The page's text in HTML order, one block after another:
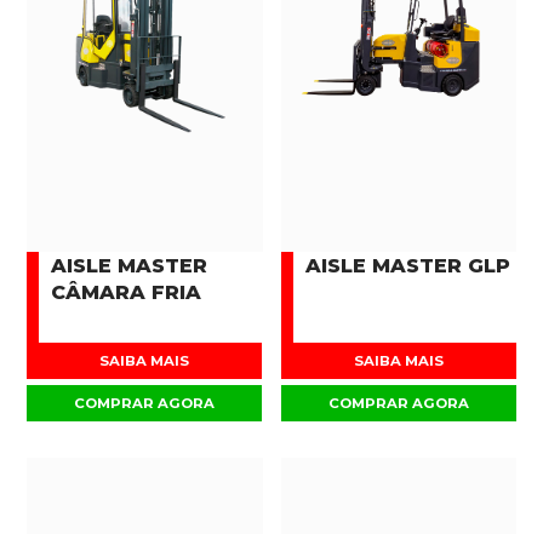
AISLE MASTER
CÂMARA FRIA
SAIBA MAIS
COMPRAR AGORA
AISLE MASTER GLP
SAIBA MAIS
COMPRAR AGORA